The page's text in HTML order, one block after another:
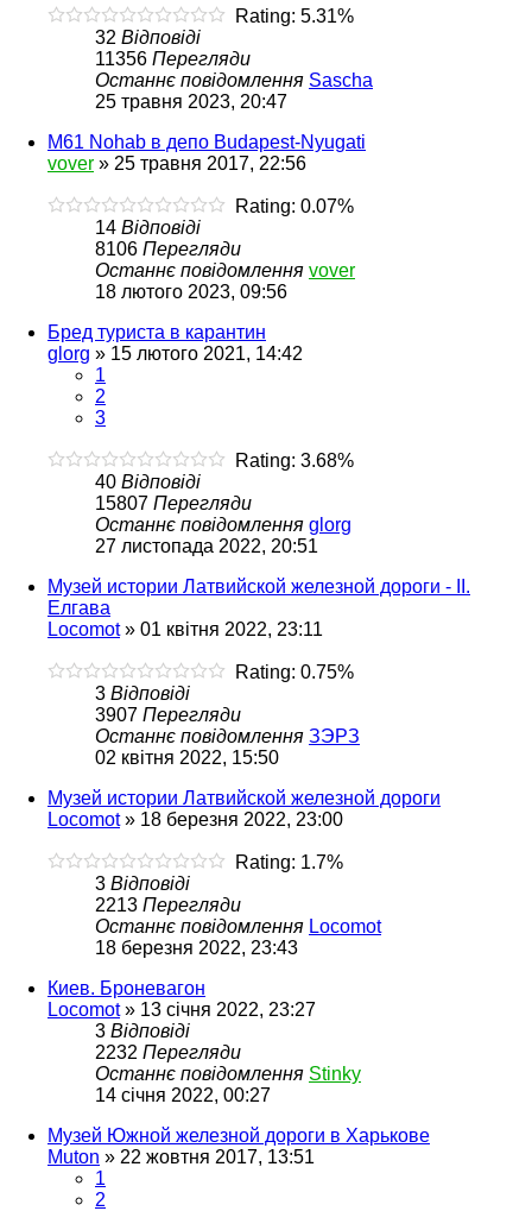
Rating: 5.31%
32 Відповіді
11356 Перегляди
Останнє повідомлення Sascha
25 травня 2023, 20:47
M61 Nohab в депо Budapest-Nyugati
vover » 25 травня 2017, 22:56
Rating: 0.07%
14 Відповіді
8106 Перегляди
Останнє повідомлення vover
18 лютого 2023, 09:56
Бред туриста в карантин
glorg » 15 лютого 2021, 14:42
1
2
3
Rating: 3.68%
40 Відповіді
15807 Перегляди
Останнє повідомлення glorg
27 листопада 2022, 20:51
Музей истории Латвийской железной дороги - II.
Елгава
Locomot» 01 квітня 2022, 23:11
Rating: 0.75%
3 Відповіді
3907 Перегляди
Останнє повідомлення ЗЭРЗ
02 квітня 2022, 15:50
Музей истории Латвийской железной дороги
Locomot» 18 березня 2022, 23:00
Rating: 1.7%
3 Відповіді
2213 Перегляди
Останнє повідомлення Locomot
18 березня 2022, 23:43
Киев. Броневагон
Locomot» 13 січня 2022, 23:27
3 Відповіді
2232 Перегляди
Останнє повідомлення Stinky
14 січня 2022, 00:27
Музей Южной железной дороги в Харькове
Muton » 22 жовтня 2017, 13:51
1
2